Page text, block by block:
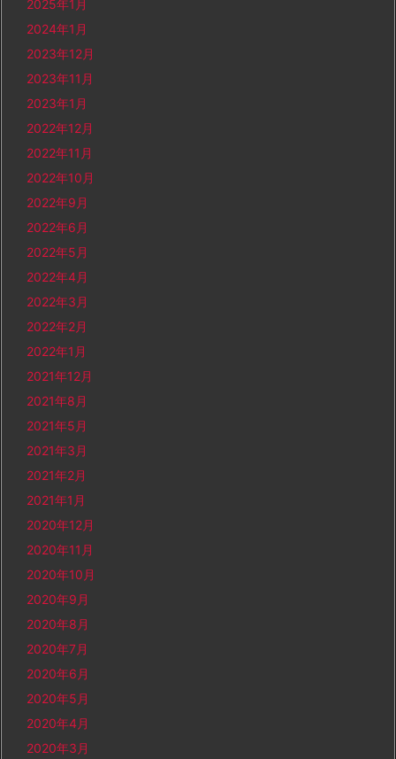
2025年1月
2024年1月
2023年12月
2023年11月
2023年1月
2022年12月
2022年11月
2022年10月
2022年9月
2022年6月
2022年5月
2022年4月
2022年3月
2022年2月
2022年1月
2021年12月
2021年8月
2021年5月
2021年3月
2021年2月
2021年1月
2020年12月
2020年11月
2020年10月
2020年9月
2020年8月
2020年7月
2020年6月
2020年5月
2020年4月
2020年3月